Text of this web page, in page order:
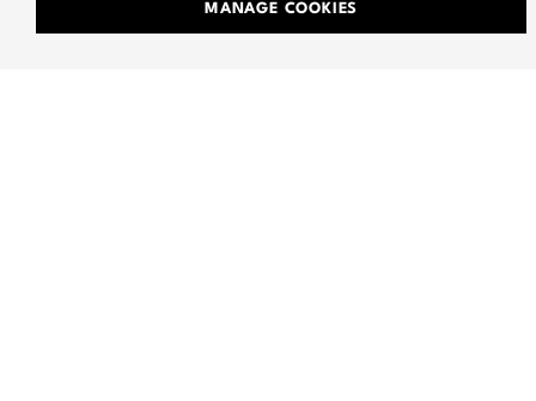
MANAGE COOKIES